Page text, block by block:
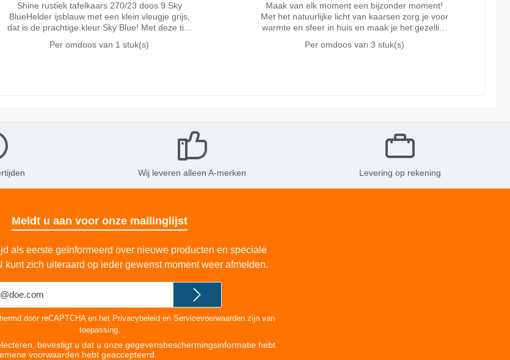
Shine rustiek tafelkaars 270/23 doos 9 Sky
BlueHelder ijsblauw met een klein vleugje grijs,
dat is de prachtige kleur Sky Blue! Met deze tint
Per omdoos van 1 stuk(s)
Maak van elk moment een bijzonder moment!
Met het natuurlijke licht van kaarsen zorg je voor
warmte en sfeer in huis en maak je het gezellig.
kleur Sky Blue is 10cm hoog en
Per omdoos van 3 stuk(s)
Wij leveren alleen A-merken Levering op rekening
Meldt u aan voor onze mailinglijst
als eerste geïnformeerd over nieuwe producten en speciale
kunt zich uiteraard op ieder gewenst moment weer afmelden.
door reCAPTCHA en het Privacybeleid en Servicevoorwaardenzijn van
toepassing.
bevestigt u dat u onze gegevensbeschermingsinformatie hebt
voorwaarden hebt geaccepteerd